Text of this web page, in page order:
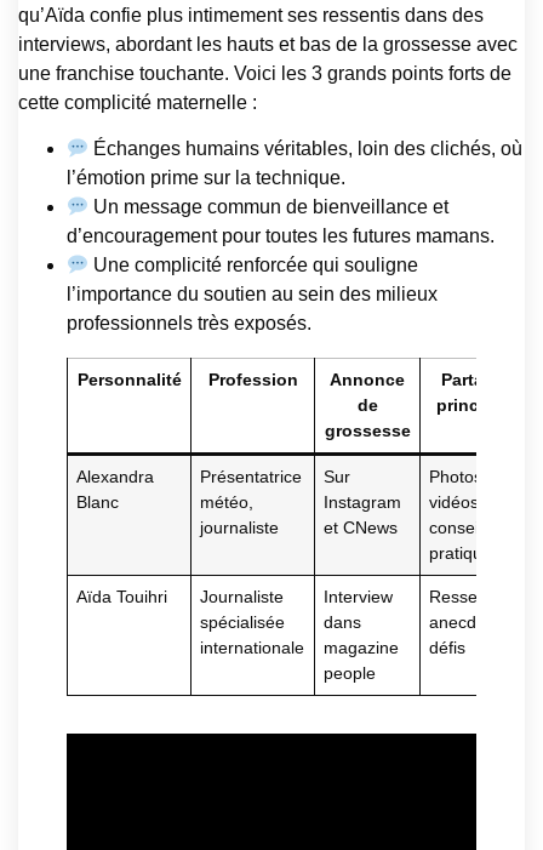
qu’Aïda confie plus intimement ses ressentis dans des
interviews, abordant les hauts et bas de la grossesse avec
une franchise touchante. Voici les 3 grands points forts de
cette complicité maternelle :
Échanges humains véritables, loin des clichés, où
l’émotion prime sur la technique.
Un message commun de bienveillance et
d’encouragement pour toutes les futures mamans.
Une complicité renforcée qui souligne
l’importance du soutien au sein des milieux
professionnels très exposés.
Personnalité Profession
Annonce
de
grossesse
Partage
principal
Alexandra
Blanc
Présentatrice
météo,
journaliste
Sur
Instagram
et CNews
Photos,
vidéos,
conseils
pratiques
Aïda Touihri
Journaliste
spécialisée
internationale
Interview
dans
magazine
people
Ressentis,
anecdotes,
défis